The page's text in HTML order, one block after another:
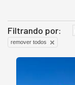
Filtrando por:
remover todos